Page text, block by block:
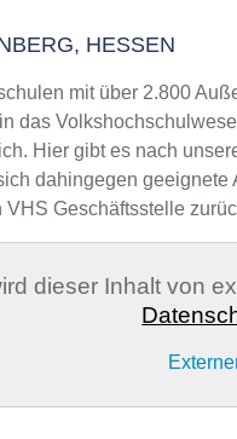
HESSEN
mit über 2.800
das
Hier gibt es nach
dahingegen
Geschäftsstelle
dieser Inhalt von